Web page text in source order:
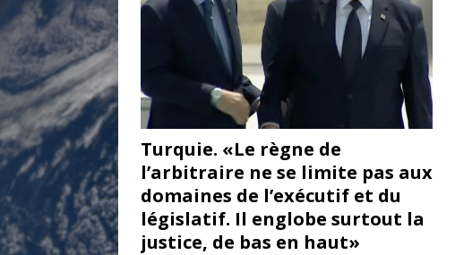
* LA UNE
Turquie. «Le règne de
l’arbitraire ne se limite pas aux
domaines de l’exécutif et du
législatif. Il englobe surtout la
justice, de bas en haut»